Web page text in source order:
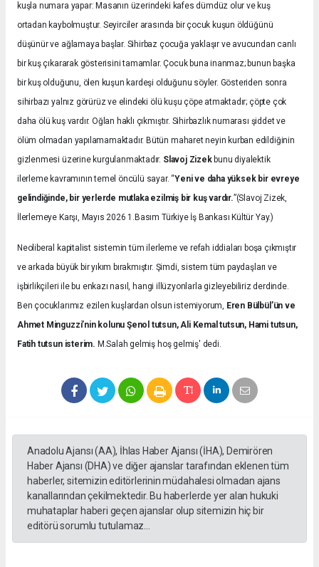
kuşla numara yapar: Masanın üzerindeki kafes dümdüz olur ve kuş
ortadan kaybolmuştur. Seyirciler arasında bir çocuk kuşun öldüğünü
düşünür ve ağlamaya başlar. Sihirbaz çocuğa yaklaşır ve avucundan canlı
bir kuş çıkararak gösterisini tamamlar. Çocuk buna inanmaz; bunun başka
bir kuş olduğunu, ölen kuşun kardeşi olduğunu söyler. Gösteriden sonra
sihirbazı yalnız görürüz ve elindeki ölü kuşu çöpe atmaktadır; çöpte çok
daha ölü kuş vardır. Oğlan haklı çıkmıştır. Sihirbazlık numarası şiddet ve
ölüm olmadan yapılamamaktadır. Bütün maharet neyin kurban edildiğinin
gizlenmesi üzerine kurgulanmaktadır. Slavoj Zizekbunu diyalektik
ilerleme kavramının temel öncülü sayar. “Yeni ve daha yüksek bir evreye
gelindiğinde, bir yerlerde mutlaka ezilmiş bir kuş vardır.”(Slavoj Zizek,
İlerlemeye Karşı, Mayıs 2026 1.Basım Türkiye İş Bankası Kültür Yay.)
Neoliberal kapitalist sistemin tüm ilerleme ve refah iddiaları boşa çıkmıştır
ve arkada büyük bir yıkım bırakmıştır. Şimdi, sistem tüm paydaşları ve
işbirlikçileri ile bu enkazı nasıl, hangi illüzyonlarla gizleyebiliriz derdinde.
Ben çocuklarımız ezilen kuşlardan olsun istemiyorum, Eren Bülbül’ün ve
Ahmet Minguzzi’nin kolunu Şenol tutsun, Ali Kemal tutsun, Hami tutsun,
Fatih tutsun isterim. M.Salah gelmiş hoş gelmiş' dedi.
Anadolu Ajansı (AA), İhlas Haber Ajansı (İHA), Demirören
Haber Ajansı (DHA) ve diğer ajanslar tarafından eklenen tüm
haberler, sitemizin editörlerinin müdahalesi olmadan ajans
kanallarından çekilmektedir. Bu haberlerde yer alan hukuki
muhataplar haberi geçen ajanslar olup sitemizin hiç bir
editörü sorumlu tutulamaz...